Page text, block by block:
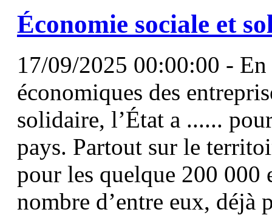
Économie sociale et
17/09/2025 00:00:00 -
économiques des
solidaire, l’État a ......
pays. Partout sur le
pour les quelque 200 000
nombre d’entre eux, déjà